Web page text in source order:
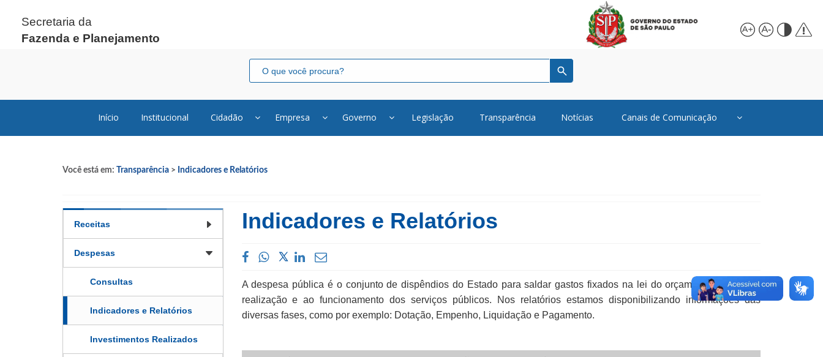
Secretaria da
Fazenda e Planejamento
Início Institucional Cidadão Empresa Governo Legislação Transparência Notícias Canais de Comunicação
Você está em: Transparência > Indicadores e Relatórios
Receitas
Despesas
Consultas
Indicadores e Relatórios
Investimentos Realizados
Indicadores e Relatórios
​​​A despesa pública é o conjunto de dispêndios do Estado para saldar gastos fixados na lei do orçamento, visando à
realização e ao funcionamento dos serviços públicos. Nos relatórios estamos disponibilizando informações das
diversas fases, como por exemplo: Dotação, Empenho, Liquidação e Pagamento.​​